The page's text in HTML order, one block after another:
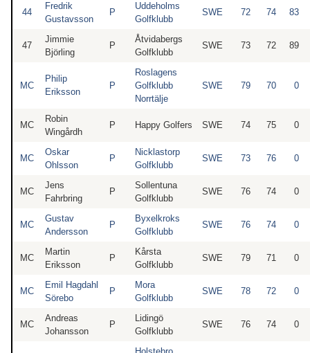
44
Fredrik
Gustavsson
P
Uddeholms
Golfklubb
SWE 72 74 83
47
Jimmie
Björling
P
Åtvidabergs
Golfklubb
SWE 73 72 89
MC
Philip
Eriksson
P
Roslagens
Golfklubb
Norrtälje
SWE 79 70 0
MC
Robin
Wingårdh
P Happy Golfers SWE 74 75 0
MC
Oskar
Ohlsson
P
Nicklastorp
Golfklubb
SWE 73 76 0
MC
Jens
Fahrbring
P
Sollentuna
Golfklubb
SWE 76 74 0
MC
Gustav
Andersson
P
Byxelkroks
Golfklubb
SWE 76 74 0
MC
Martin
Eriksson
P
Kårsta
Golfklubb
SWE 79 71 0
MC
Emil Hagdahl
Sörebo
P
Mora
Golfklubb
SWE 78 72 0
MC
Andreas
Johansson
P
Lidingö
Golfklubb
SWE 76 74 0